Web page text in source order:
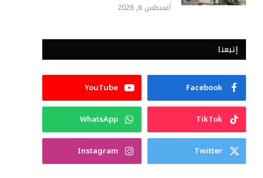
أغسطس 6, 2026
إتبعنا
Facebook
YouTube
TikTok
WhatsApp
Twitter
Instagram